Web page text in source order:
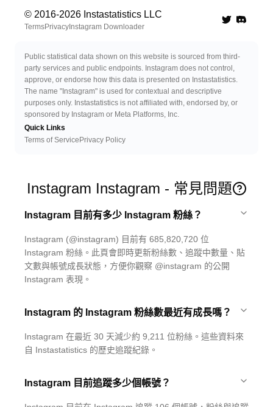
© 2016-2026 Instastatistics LLC
TermsPrivacy Instagram Downloader TwitterDiscord
Public statistical data shown on this website is sourced from third-
party services and public endpoints. Instagram does not control,
approve, or endorse how this data is presented on Instastatistics.
The name "Instagram" is used for contextual and descriptive
purposes only. Instastatistics is not affiliated with, endorsed by, or
sponsored by Instagram or Meta Platforms, Inc.
Quick Links
Terms of Service Privacy Policy
Instagram Instagram - 常見問題
Instagram 目前有多少 Instagram 粉絲？
Instagram (@instagram) 目前有 685,820,720 位
Instagram 粉絲。此頁會即時更新粉絲數、追蹤中數量、貼
文數與帳號成長狀態，方便你觀察 @instagram 的公開
Instagram 表現。
Instagram 的 Instagram 粉絲數最近有成長嗎？
Instagram 在最近 30 天減少約 9,211 位粉絲。這些資料來
自 Instastatistics 的歷史追蹤紀錄。
Instagram 目前追蹤多少個帳號？